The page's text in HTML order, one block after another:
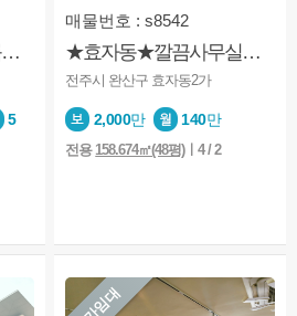
★덕진동★사무실★룸이 분리됨★엘베있음★주차가능
5
매물번호 : s8542
★효자동★깔끔사무실★완전깨끗★테라스보유★조정가능
전주시 완산구 효자동2가
2,000만 140만
전용 158.674㎡(48평)ㅣ4 / 2